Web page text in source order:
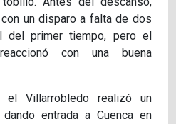
un disparo a falta de dos
del primer tiempo, pero el
con una buena
el Villarrobledo realizó un
entrada a Cuenca en